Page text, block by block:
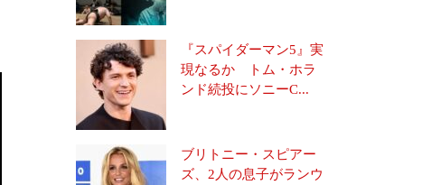
『スパイダーマン5』実
現なるか トム・ホラ
ンド続投にソニーC...
ブリトニー・スピアー
ズ、2人の息子がランウ